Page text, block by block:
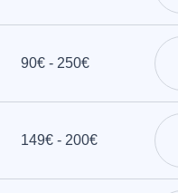
90€ - 250€
149€ - 200€